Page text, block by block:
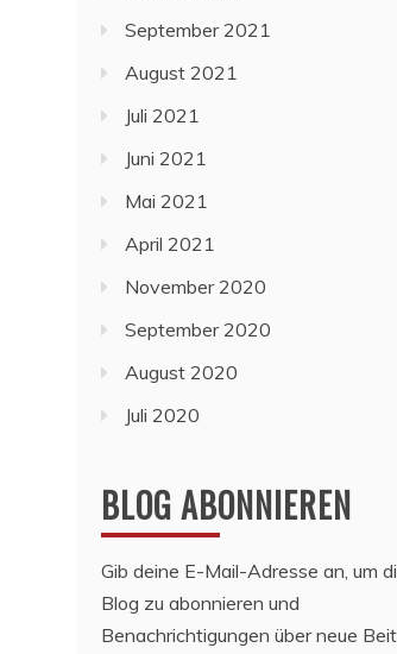
September 2021
August 2021
Juli 2021
Juni 2021
Mai 2021
April 2021
November 2020
September 2020
August 2020
Juli 2020
BLOG ABONNIEREN
Gib deine E-Mail-Adresse an, um
Blog zu abonnieren und
Benachrichtigungen über neue